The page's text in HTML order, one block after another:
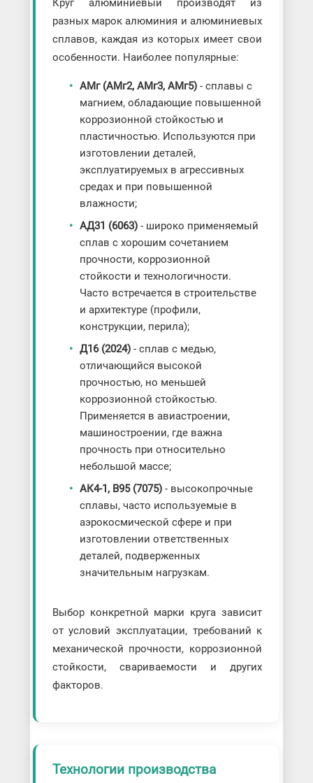
Круг алюминиевый производят из
разных марок алюминия и алюминиевых
сплавов, каждая из которых имеет свои
особенности. Наиболее популярные:
АМг (АМг2, АМг3, АМг5)- сплавы с
магнием, обладающие повышенной
коррозионной стойкостью и
пластичностью. Используются при
изготовлении деталей,
эксплуатируемых в агрессивных
средах и при повышенной
влажности;
АД31 (6063)- широко применяемый
сплав с хорошим сочетанием
прочности, коррозионной
стойкости и технологичности.
Часто встречается в строительстве
и архитектуре (профили,
конструкции, перила);
Д16 (2024)- сплав с медью,
отличающийся высокой
прочностью, но меньшей
коррозионной стойкостью.
Применяется в авиастроении,
машиностроении, где важна
прочность при относительно
небольшой массе;
АК4-1, В95 (7075)- высокопрочные
сплавы, часто используемые в
аэрокосмической сфере и при
изготовлении ответственных
деталей, подверженных
значительным нагрузкам.
Выбор конкретной марки круга зависит
от условий эксплуатации, требований к
механической прочности, коррозионной
стойкости, свариваемости и других
факторов.
Технологии производства